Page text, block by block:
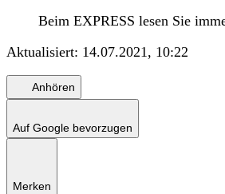
Beim EXPRESS lesen Sie
Aktualisiert: 14.07.2021, 10:22
Anhören
Auf Google bevorzugen
Merken